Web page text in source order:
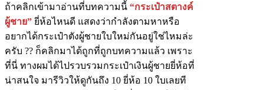
ถ้าคลิกเข้ามาอ่านที่บทความนี้ “กระเป๋าสตางค์
ผู้ชาย” ยี่ห้อไหนดี แสดงว่ากำลังตามหาหรือ
อยากได้กระเป๋าตังผู้ชายใบใหม่กันอยู่ใช่ไหมล่ะ
ครับ ?? ก็คลิกมาได้ถูกที่ถูกบทความแล้ว เพราะ
ที่นี่ ทางผมได้ไปรวบรวมกระเป๋าเงินผู้ชายยี่ห้อที่
น่าสนใจ มารีวิวให้ดูกันถึง 10 ยี่ห้อ 10 ใบเลยที